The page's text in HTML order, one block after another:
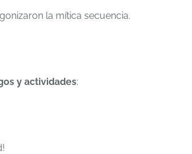
la mítica secuencia.
y actividades: